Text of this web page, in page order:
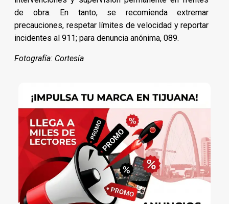
de obra. En tanto, se recomienda extremar
precauciones, respetar límites de velocidad y reportar
incidentes al 911; para denuncia anónima, 089.
Fotografía: Cortesía